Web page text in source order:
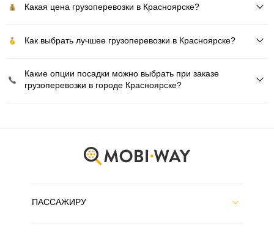
Какая цена грузоперевозки в Красноярске?
Как выбрать лучшее грузоперевозки в Красноярске?
Какие опции посадки можно выбрать при заказе
грузоперевозки в городе Красноярске?
ПАССАЖИРУ